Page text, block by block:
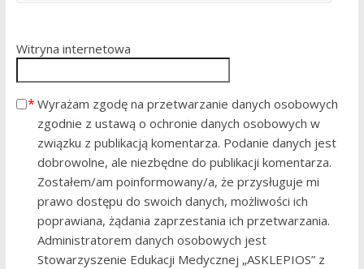
Witryna internetowa
Wyrażam zgodę na przetwarzanie danych osobowych
zgodnie z ustawą o ochronie danych osobowych w
związku z publikacją komentarza. Podanie danych jest
dobrowolne, ale niezbędne do publikacji komentarza.
Zostałem/am poinformowany/a, że przysługuje mi
prawo dostępu do swoich danych, możliwości ich
poprawiana, żądania zaprzestania ich przetwarzania.
Administratorem danych osobowych jest
Stowarzyszenie Edukacji Medycznej „ASKLEPIOS” z